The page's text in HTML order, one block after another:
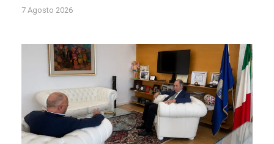
7 Agosto 2026